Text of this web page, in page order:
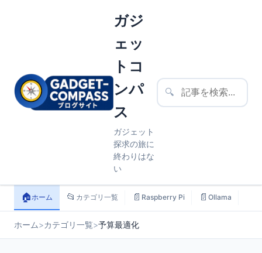
ガジ
ェッ
トコ
ンパ
ス
ガジェット
探求の旅に
終わりはな
い
🔍
🏠ホーム 📂 カテゴリ一覧 📄 Raspberry Pi 📄 Ollama
ホーム>カテゴリ一覧>予算最適化